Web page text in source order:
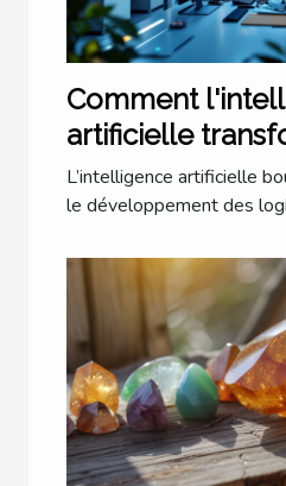
Comment
artificielle
les logiciels sur
L’intelligence artificielle
le développement des